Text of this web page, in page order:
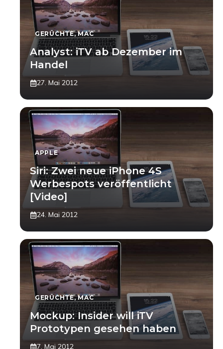
GERÜCHTE,MAC
Analyst: iTV ab Dezember im
Handel
27. Mai 2012
APPLE
Siri: Zwei neue iPhone 4S
Werbespots veröffentlicht
[Video]
24. Mai 2012
GERÜCHTE,MAC
Mockup: Insider will iTV
Prototypen gesehen haben
7. Mai 2012